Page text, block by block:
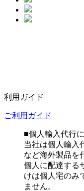
利用ガイド
ご利用ガイド
■個人輸入代行
当社は個人輸入
など海外製品を
個人に配達する
けは個人宅のみ
ません。